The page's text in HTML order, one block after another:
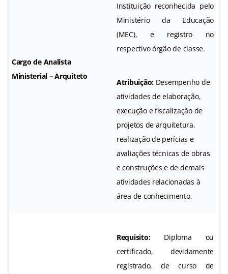
Cargo de Analista
Ministerial – Arquiteto
Instituição reconhecida pelo
Ministério da Educação
(MEC), e registro no
respectivo órgão de classe.
Atribuição: Desempenho de
atividades de elaboração,
execução e fiscalização de
projetos de arquitetura,
realização de perícias e
avaliações técnicas de obras
e construções e de demais
atividades relacionadas à
área de conhecimento.
Requisito:Diploma ou
certificado, devidamente
registrado, de curso de